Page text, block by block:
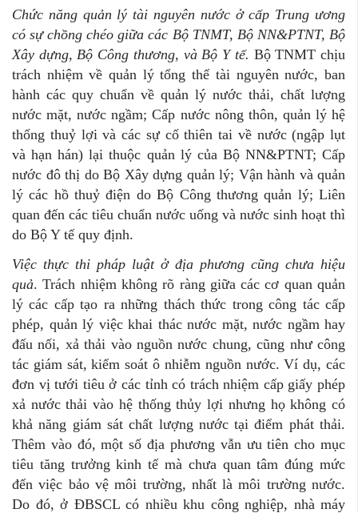
Chức năng quản lý tài nguyên nước ở cấp Trung ương
có sự chồng chéo giữa các Bộ TNMT, Bộ NN&PTNT, Bộ
Xây dựng,Bộ Công thương, và Bộ Y tế. Bộ TNMT chịu
trách nhiệm về quản lý tổng thể tài nguyên nước, ban
hành các quy chuẩn về quản lý nước thải, chất lượng
nước mặt, nước ngầm; Cấp nước nông thôn, quản lý hệ
thống thuỷ lợi và các sự cố thiên tai về nước (ngập lụt
và hạn hán) lại thuộc quản lý của Bộ NN&PTNT; Cấp
nước đô thị do Bộ Xây dựng quản lý; Vận hành và quản
lý các hồ thuỷ điện do Bộ Công thương quản lý; Liên
quan đến các tiêu chuẩn nước uống và nước sinh hoạt thì
do Bộ Y tế quy định.
Việc thực thi pháp luật ở địa phương cũng chưa hiệu
quả. Trách nhiệm không rõ ràng giữa các cơ quan quản
lý các cấp tạo ra những thách thức trong công tác cấp
phép, quản lý việc khai thác nước mặt, nước ngầm hay
đấu nối, xả thải vào nguồn nước chung, cũng như công
tác giám sát, kiểm soát ô nhiễm nguồn nước. Ví dụ, các
đơn vị tưới tiêu ở các tỉnh có trách nhiệm cấp giấy phép
xả nước thải vào hệ thống thủy lợi nhưng họ không có
khả năng giám sát chất lượng nước tại điểm phát thải.
Thêm vào đó, một số địa phương vẫn ưu tiên cho mục
tiêu tăng trưởng kinh tế mà chưa quan tâm đúng mức
đến việc bảo vệ môi trường, nhất là môi trường nước.
Do đó, ở ĐBSCL có nhiều khu công nghiệp, nhà máy